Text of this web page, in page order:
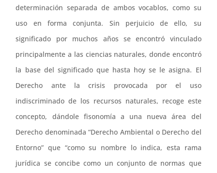
determinación separada de ambos vocablos, como su
uso en forma conjunta. Sin perjuicio de ello, su
significado por muchos años se encontró vinculado
principalmente a las ciencias naturales, donde encontró
la base del significado que hasta hoy se le asigna. El
Derecho ante la crisis provocada por el uso
indiscriminado de los recursos naturales, recoge este
concepto, dándole fisonomía a una nueva área del
Derecho denominada “Derecho Ambiental o Derecho del
Entorno” que “como su nombre lo indica, esta rama
jurídica se concibe como un conjunto de normas que